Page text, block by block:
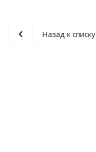
Назад к списку